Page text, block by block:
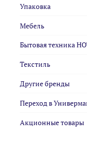
Упаковка
Мебель
Бытовая техника
Текстиль
Другие бренды
Переход в
Акционные товары